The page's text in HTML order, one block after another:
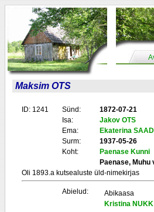
Maksim OTS
ID: 1241 Sünd:
1872-07-21
Isa:
Jakov OTS
Ema:
Ekaterina SAAD
Surm:
1937-05-26
Koht:
Paenase Kunni
Paenase, Muhu
Oli 1893.a kutsealuste üld-nimekirjas
Abielud: Abikaasa
Kristina NUKK